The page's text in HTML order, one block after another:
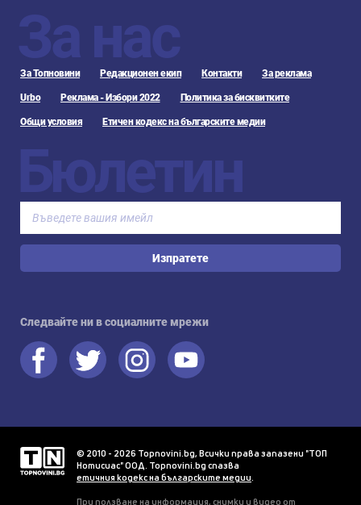
За нас
За Топновини Редакционен екип Контакти За реклама
Urbo Реклама - Избори 2022 Политика за бисквитките
Общи условия Етичен кодекс на българските медии
Бюлетин
Изпратете
Следвайте ни в социалните мрежи
© 2010 - 2026 Topnovini.bg, Всички права запазени "ТОП
Нотисиас" ООД. Topnovini.bg спазва
етичния кодекс на българските медии
При ползване на информация, снимки и видео от